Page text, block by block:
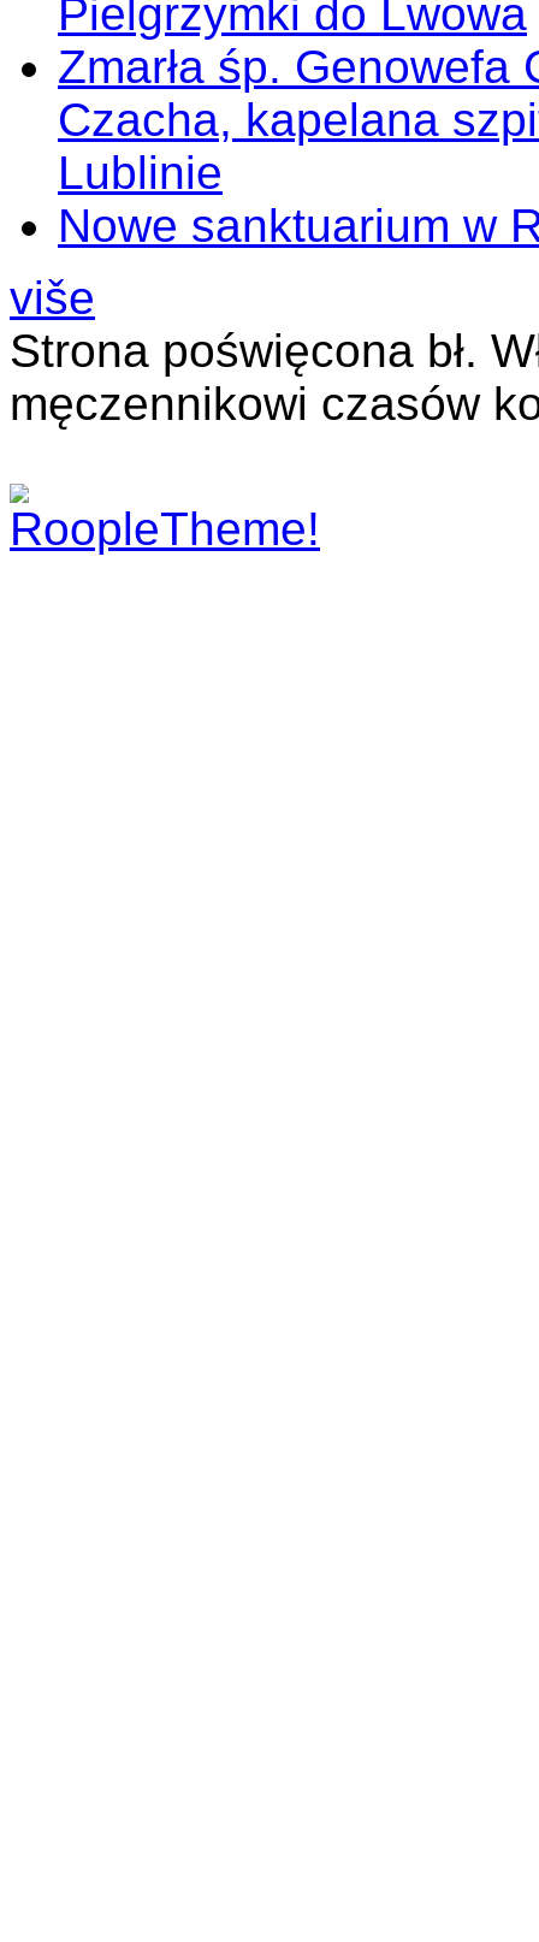
Pielgrzymki do Lwowa
Zmarła śp.
Czacha, kapelana
Lublinie
Nowe sanktuarium w
više
Strona poświęcona bł.
męczennikowi czasów